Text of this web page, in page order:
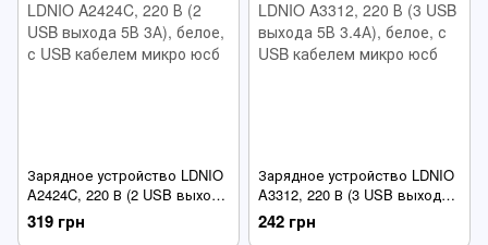
Зарядное устройство LDNIO
A2424C, 220 В (2 USB выхода
5В 3А), белое, с USB кабелем
микро юсб
319 грн
Зарядное устройство LDNIO
A3312, 220 В (3 USB выхода
5В 3.4А), белое, с USB
кабелем микро юсб
242 грн